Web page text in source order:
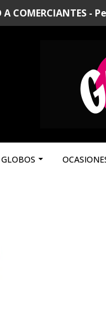
A
GLOBOS